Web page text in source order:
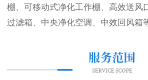
棚、可移动式净化工作棚、高效送风
过滤箱、中央净化空调、中效回风箱